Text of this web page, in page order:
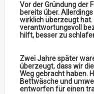
Vor der Gründung der
bereits über.
wirklich überzeugt
verantwortungsvoll
hilft, besser zu
Zwei Jahre später
überzeugt, dass wir
Weg gebracht haben.
Bettwäsche und
entworfen für einen